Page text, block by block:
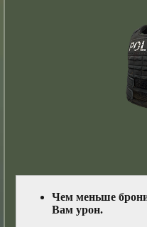
Чем меньше
Вам урон.